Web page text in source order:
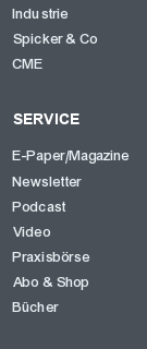
Industrie
Spicker & Co
CME
SERVICE
E-Paper/Magazine
Newsletter
Podcast
Video
Praxisbörse
Abo & Shop
Bücher